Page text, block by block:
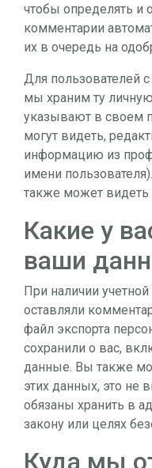
чтобы определять и
комментарии
их в очередь на
Для пользователей
мы храним ту
указывают в своем
могут видеть,
информацию из
имени
также может
Какие у
ваши
При наличии
оставляли
файл экспорта
сохранили о вас,
данные. Вы также
этих данных, это не
обязаны хранить в
закону или целях
Куда мы